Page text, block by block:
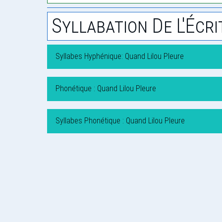
Syllabation De
Syllabes Hyphénique: Quand Lilou Pleure
Phonétique : Quand Lilou Pleure
Syllabes Phonétique : Quand Lilou Pleure